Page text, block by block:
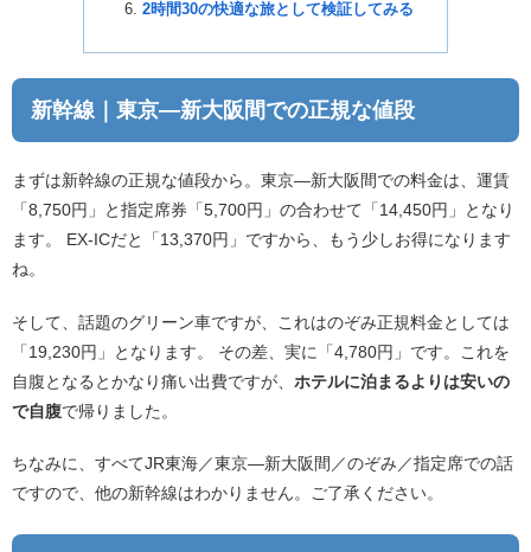
2時間30の快適な旅として検証してみる
新幹線｜東京―新大阪間での正規な値段
まずは新幹線の正規な値段から。東京―新大阪間での料金は、運賃
「8,750円」と指定席券「5,700円」の合わせて「14,450円」となり
ます。 EX-ICだと「13,370円」ですから、もう少しお得になります
ね。
そして、話題のグリーン車ですが、これはのぞみ正規料金としては
「19,230円」となります。 その差、実に「4,780円」です。これを
自腹となるとかなり痛い出費ですが、 ホテルに泊まるよりは安いの
で自腹で帰りました。
ちなみに、すべてJR東海／東京―新大阪間／のぞみ／指定席での話
ですので、他の新幹線はわかりません。ご了承ください。